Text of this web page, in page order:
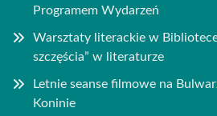
Programem Wydarzeń
Warsztaty literackie w
szczęścia” w literaturze
Letnie seanse filmowe na
Koninie